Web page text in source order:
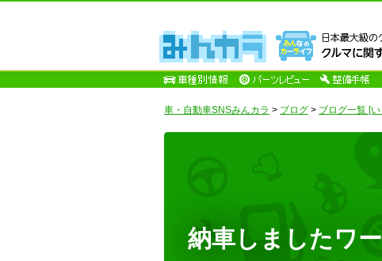
車・自動車SNSみんカラ > ブログ > ブログ一覧 [
納車しましたワ